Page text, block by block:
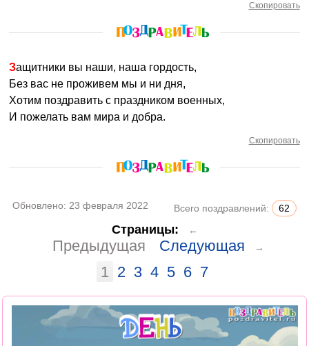
Скопировать
Защитники вы наши, наша гордость,
Без вас не проживем мы и ни дня,
Хотим поздравить с праздником военных,
И пожелать вам мира и добра.
Скопировать
Обновлено: 23 февраля 2022 Всего поздравлений: 62
Страницы: ←
Предыдущая Следующая →
1 2 3 4 5 6 7